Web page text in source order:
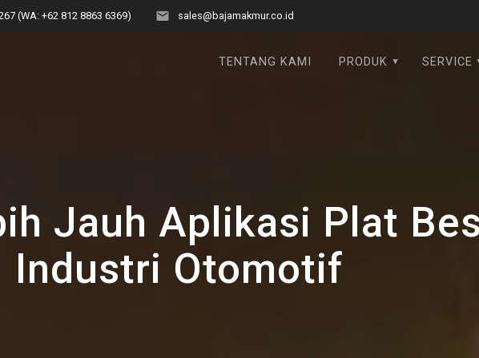
(WA: +62 812 8863 6369) sales@bajamakmur.co.id
TENTANG KAMI PRODUK SERVICE
Jauh Aplikasi Plat
Industri Otomotif